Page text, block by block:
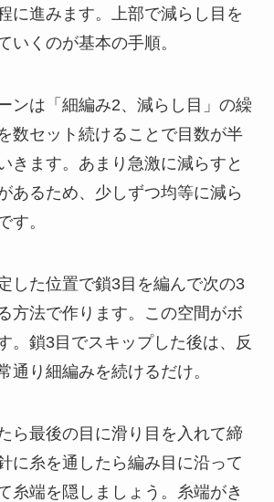
に進みます。上部で減らし目を
いくのが基本の手順。
ンは「細編み2、減らし目」の繰
数セット続けることで目数が半
きます。あまり急激に減らすと
あるため、少しずつ均等に減ら
す。
した位置で鎖3目を編んで次の3
方法で作ります。この空間がボ
。鎖3目でスキップした後は、反
通り細編みを続けるだけ。
ら最後の目に滑り目を入れて締
に糸を通したら編み目に沿って
糸端を隠しましょう。糸端がき